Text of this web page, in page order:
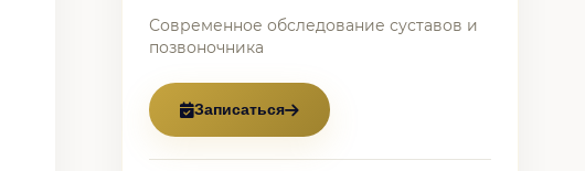
Современное обследование суставов и
позвоночника
Записаться